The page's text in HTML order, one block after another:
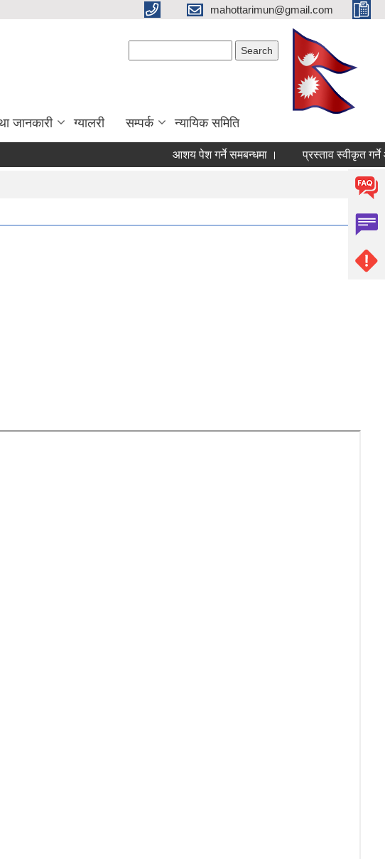
mahottarimun@gmail.com
जानकारी ग्यालरी सम्पर्क न्यायिक समिति
आशय पेश गर्ने समबन्धमा । प्रस्ताव स्वीकृत गर्ने